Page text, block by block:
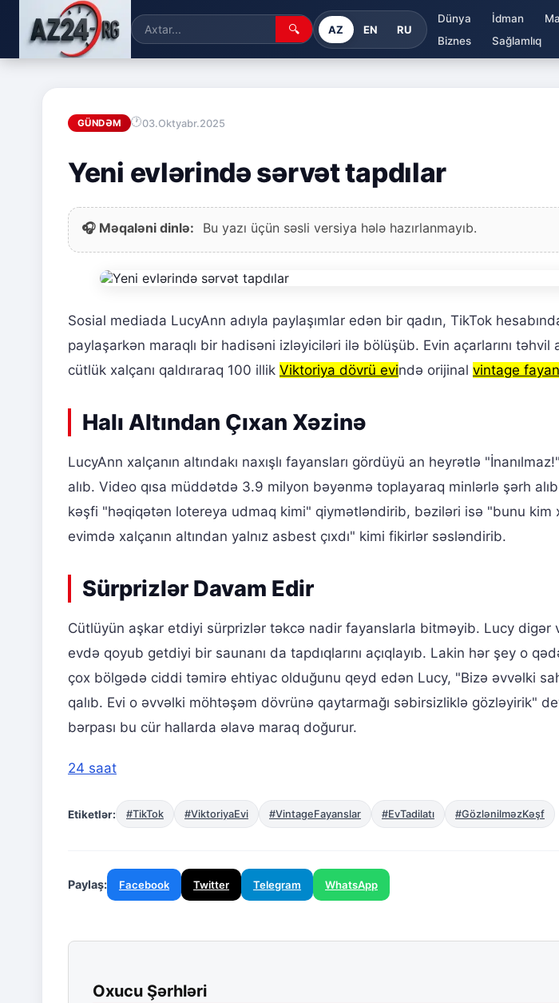
🔍 AZ EN RU
Dünya İdman
Biznes
Sağlamlıq
GÜNDƏM 03.Oktyabr.2025
Yeni evlərində sərvət tapdılar
🎧 Məqaləni dinlə: Bu yazı üçün səsli versiya hələ hazırlanmayıb.
Sosial mediada LucyAnn adıyla paylaşımlar edən bir qadın, TikTok
paylaşarkən maraqlı bir hadisəni izləyiciləri ilə bölüşüb. Evin açarlarını təhvil
cütlük xalçanı qaldıraraq 100 illik Viktoriya dövrü evində orijinal vintage
Halı Altından Çıxan Xəzinə
LucyAnn xalçanın altındakı naxışlı fayansları gördüyü an heyrətlə
alıb. Video qısa müddətdə 3.9 milyon bəyənmə toplayaraq minlərlə şərh
kəşfi "həqiqətən lotereya udmaq kimi" qiymətləndirib, bəziləri isə "bunu kim
evimdə xalçanın altından yalnız asbest çıxdı" kimi fikirlər səsləndirib.
Sürprizlər Davam Edir
Cütlüyün aşkar etdiyi sürprizlər təkcə nadir fayanslarla bitməyib. Lucy digər
evdə qoyub getdiyi bir saunanı da tapdıqlarını açıqlayıb. Lakin hər şey o
çox bölgədə ciddi təmirə ehtiyac olduğunu qeyd edən Lucy, "Bizə əvvəlki
qalıb. Evi o əvvəlki möhtəşəm dövrünə qaytarmağı səbirsizliklə gözləyirik"
bərpası bu cür hallarda əlavə maraq doğurur.
24 saat
Etiketlər: #TikTok #ViktoriyaEvi #VintageFayanslar #EvTadilatı #GözlənilməzKəşf
Paylaş: Facebook Twitter Telegram WhatsApp
Oxucu Şərhləri